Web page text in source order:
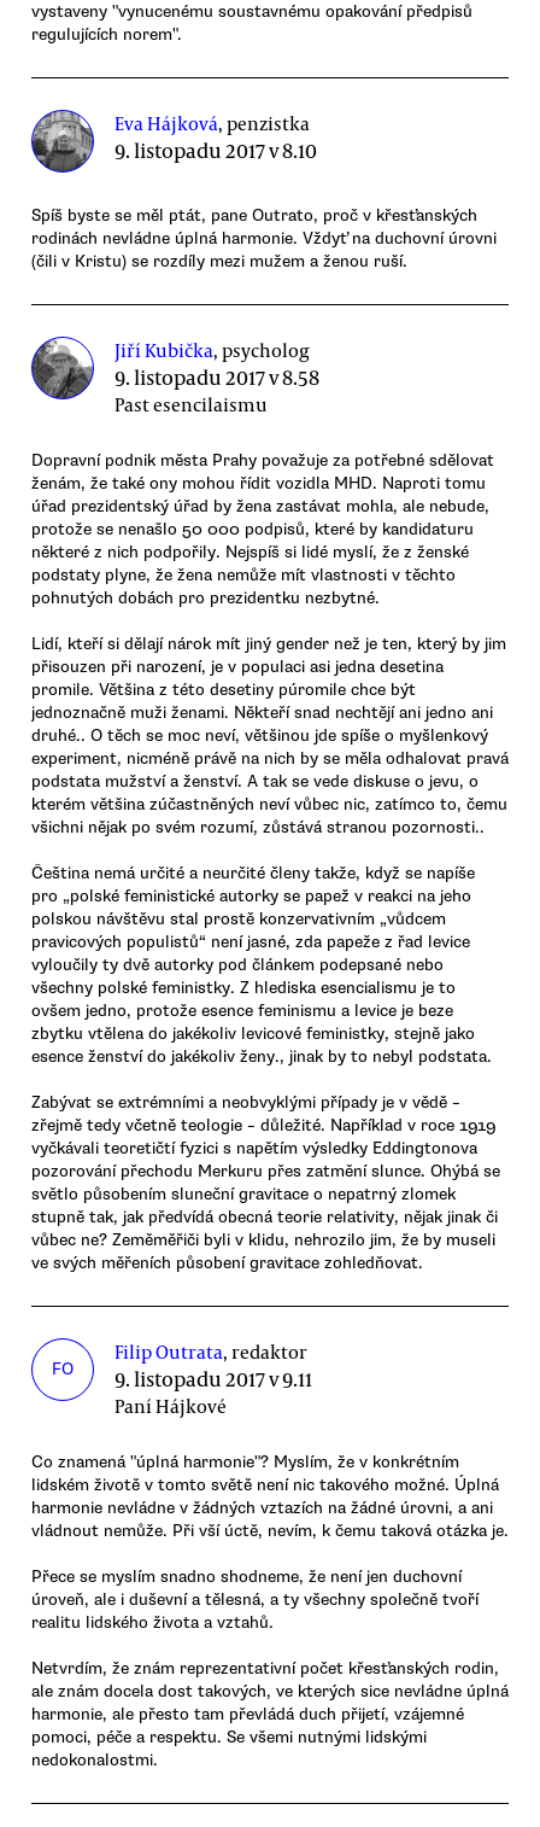
vystaveny "vynucenému soustavnému opakování předpisů
regulujících norem".
Eva Hájková, penzistka
9. listopadu 2017 v 8.10
Spíš byste se měl ptát, pane Outrato, proč v křesťanských
rodinách nevládne úplná harmonie. Vždyť na duchovní úrovni
(čili v Kristu) se rozdíly mezi mužem a ženou ruší.
Jiří Kubička, psycholog
9. listopadu 2017 v 8.58
Past esencilaismu
Dopravní podnik města Prahy považuje za potřebné sdělovat
ženám, že také ony mohou řídit vozidla MHD. Naproti tomu
úřad prezidentský úřad by žena zastávat mohla, ale nebude,
protože se nenašlo 50 000 podpisů, které by kandidaturu
některé z nich podpořily. Nejspíš si lidé myslí, že z ženské
podstaty plyne, že žena nemůže mít vlastnosti v těchto
pohnutých dobách pro prezidentku nezbytné.
Lidí, kteří si dělají nárok mít jiný gender než je ten, který by jim
přisouzen při narození, je v populaci asi jedna desetina
promile. Většina z této desetiny púromile chce být
jednoznačně muži ženami. Někteří snad nechtějí ani jedno ani
druhé.. O těch se moc neví, většinou jde spíše o myšlenkový
experiment, nicméně právě na nich by se měla odhalovat pravá
podstata mužství a ženství. A tak se vede diskuse o jevu, o
kterém většina zúčastněných neví vůbec nic, zatímco to, čemu
všichni nějak po svém rozumí, zůstává stranou pozornosti..
Čeština nemá určité a neurčité členy takže, když se napíše
pro „polské feministické autorky se papež v reakci na jeho
polskou návštěvu stal prostě konzervativním „vůdcem
pravicových populistů“ není jasné, zda papeže z řad levice
vyloučily ty dvě autorky pod článkem podepsané nebo
všechny polské feministky. Z hlediska esencialismu je to
ovšem jedno, protože esence feminismu a levice je beze
zbytku vtělena do jakékoliv levicové feministky, stejně jako
esence ženství do jakékoliv ženy., jinak by to nebyl podstata.
Zabývat se extrémními a neobvyklými případy je v vědě –
zřejmě tedy včetně teologie – důležité. Například v roce 1919
vyčkávali teoretičtí fyzici s napětím výsledky Eddingtonova
pozorování přechodu Merkuru přes zatmění slunce. Ohýbá se
světlo působením sluneční gravitace o nepatrný zlomek
stupně tak, jak předvídá obecná teorie relativity, nějak jinak či
vůbec ne? Zeměměřiči byli v klidu, nehrozilo jim, že by museli
ve svých měřeních působení gravitace zohledňovat.
FO
Filip Outrata, redaktor
9. listopadu 2017 v 9.11
Paní Hájkové
Co znamená "úplná harmonie"? Myslím, že v konkrétním
lidském životě v tomto světě není nic takového možné. Úplná
harmonie nevládne v žádných vztazích na žádné úrovni, a ani
vládnout nemůže. Při vší úctě, nevím, k čemu taková otázka je.
Přece se myslím snadno shodneme, že není jen duchovní
úroveň, ale i duševní a tělesná, a ty všechny společně tvoří
realitu lidského života a vztahů.
Netvrdím, že znám reprezentativní počet křesťanských rodin,
ale znám docela dost takových, ve kterých sice nevládne úplná
harmonie, ale přesto tam převládá duch přijetí, vzájemné
pomoci, péče a respektu. Se všemi nutnými lidskými
nedokonalostmi.